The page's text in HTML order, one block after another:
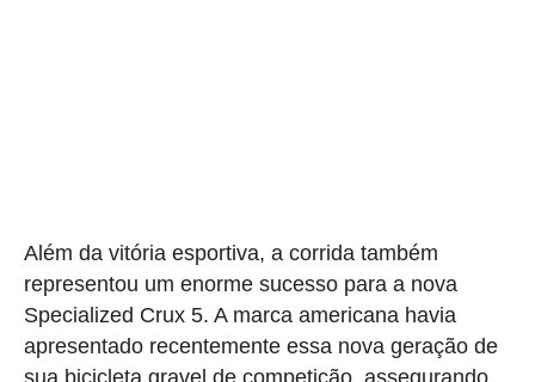
Além da vitória esportiva, a corrida também
representou um enorme sucesso para a nova
Specialized Crux 5. A marca americana havia
apresentado recentemente essa nova geração de